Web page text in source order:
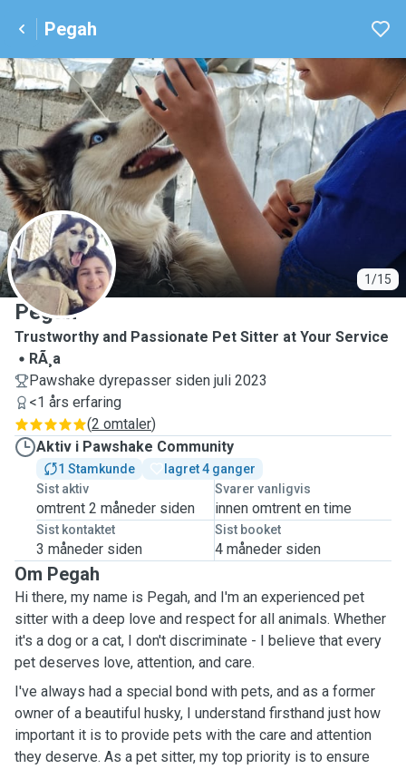
Pegah
1/15
P
Pegah
Trustworthy and Passionate Pet Sitter at Your Service
RÃ¸a
Pawshake dyrepasser siden juli 2023
<1 års erfaring
(2 omtaler)
Aktiv i Pawshake Community
1 Stamkunde
lagret 4 ganger
Sist aktiv
omtrent 2 måneder siden
Svarer vanligvis
innen omtrent en time
Sist kontaktet
3 måneder siden
Sist booket
4 måneder siden
Om Pegah
Hi there, my name is Pegah, and I'm an experienced pet
sitter with a deep love and respect for all animals. Whether
it's a dog or a cat, I don't discriminate - I believe that every
pet deserves love, attention, and care.
I've always had a special bond with pets, and as a former
owner of a beautiful husky, I understand firsthand just how
important it is to provide pets with the care and attention
they deserve. As a pet sitter, my top priority is to ensure